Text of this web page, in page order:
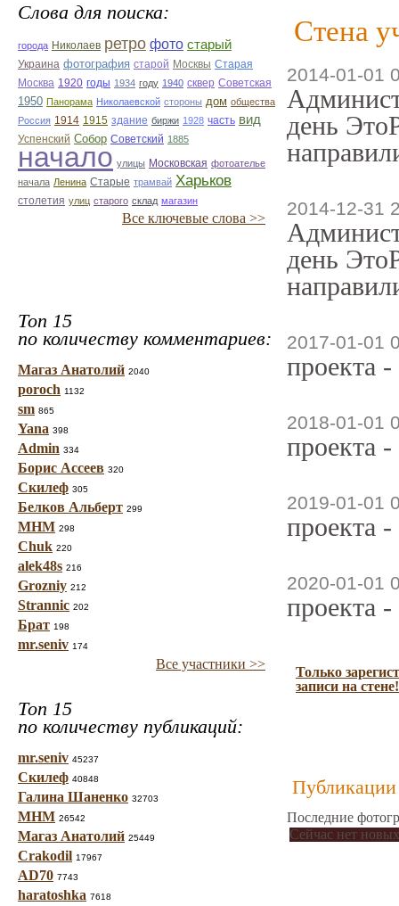
Слова для поиска:
города Николаев ретро фото старый
Украина фотография старой Москвы Старая
Москва 1920 годы 1934 году 1940 сквер Советская
1950 Панорама Николаевской стороны дом общества
Россия 1914 1915 здание биржи 1928 часть вид
Успенский Собор Советский 1885
начало улицы Московская фотоателье
начала Ленина Старые трамвай Харьков
столетия улиц старого склад магазин
Все ключевые слова >>
Топ 15
по количеству комментариев:
Магаз Анатолий 2040
poroch 1132
sm 865
Yana 398
Admin 334
Борис Ассеев 320
Скилеф 305
Белков Альберт 299
МНМ 298
Chuk 220
alek48s 216
Grozniy 212
Strannic 202
Брат 198
mr.seniv 174
Все участники >>
Топ 15
по количеству публикаций:
mr.seniv 45237
Скилеф 40848
Галина Шаненко 32703
МНМ 26542
Магаз Анатолий 25449
Crakodil 17967
AD70 7743
haratoshka 7618
Стена
2014-01-01
день
2014-12-31
день
2017-01-01
проекта
2018-01-01
проекта
2019-01-01
проекта
2020-01-01
проекта
Только
записи на стене!
Публикации
Последние
Сейчас нет